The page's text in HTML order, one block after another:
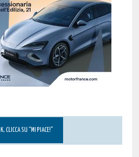
CLICCA SU “MI PIACE!”